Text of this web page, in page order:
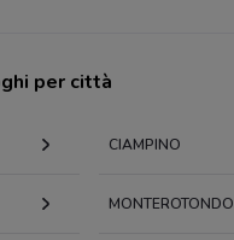
per città
CIAMPINO
MONTEROTONDO